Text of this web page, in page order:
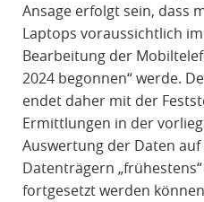
Ansage erfolgt sein, dass
Laptops voraussichtlich
Bearbeitung der
2024 begonnen“ werde.
endet daher mit der
Ermittlungen in der
Auswertung der Daten
Datenträgern
fortgesetzt werden